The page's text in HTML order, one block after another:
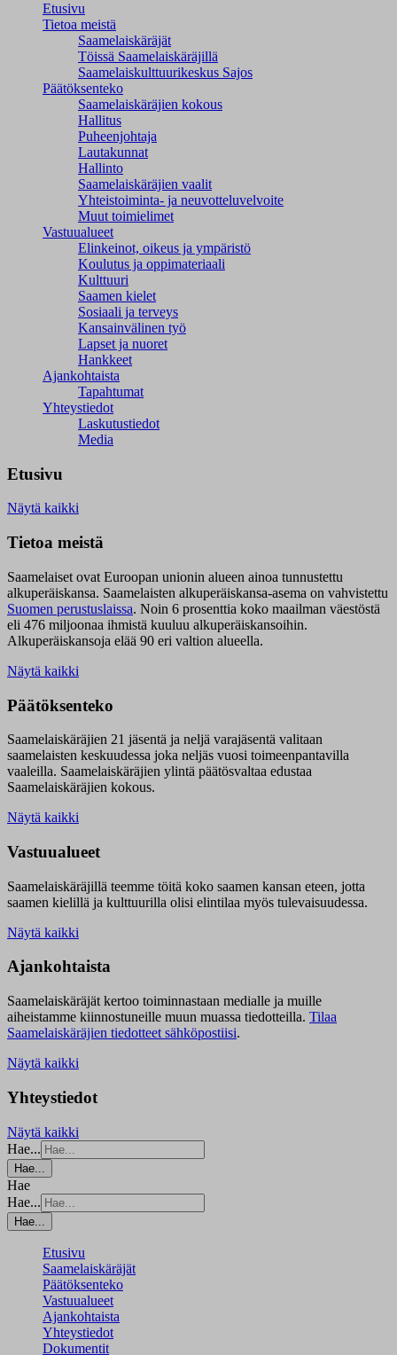
Etusivu
Tietoa meistä
Saamelaiskäräjät
Töissä Saamelaiskäräjillä
Saamelaiskulttuuri­keskus Sajos
Päätöksenteko
Saamelaiskäräjien kokous
Hallitus
Puheenjohtaja
Lautakunnat
Hallinto
Saamelaiskäräjien vaalit
Yhteistoiminta- ja neuvotteluvelvoite
Muut toimielimet
Vastuualueet
Elinkeinot, oikeus ja ympäristö
Koulutus ja oppimateriaali
Kulttuuri
Saamen kielet
Sosiaali ja terveys
Kansainvälinen työ
Lapset ja nuoret
Hankkeet
Ajankohtaista
Tapahtumat
Yhteystiedot
Laskutustiedot
Media
Etusivu
Näytä kaikki
Tietoa meistä
Saamelaiset ovat Euroopan unionin alueen ainoa tunnustettu
alkuperäiskansa. Saamelaisten alkuperäiskansa-asema on vahvistettu
Suomen perustuslaissa. Noin 6 prosenttia koko maailman väestöstä
eli 476 miljoonaa ihmistä kuuluu alkuperäiskansoihin.
Alkuperäiskansoja elää 90 eri valtion alueella.
Näytä kaikki
Päätöksenteko
Saamelaiskäräjien 21 jäsentä ja neljä varajäsentä valitaan
saamelaisten keskuudessa joka neljäs vuosi toimeenpantavilla
vaaleilla. Saamelaiskäräjien ylintä päätösvaltaa edustaa
Saamelaiskäräjien kokous.
Näytä kaikki
Vastuualueet
Saamelaiskäräjillä teemme töitä koko saamen kansan eteen, jotta
saamen kielillä ja kulttuurilla olisi elintilaa myös tulevaisuudessa.
Näytä kaikki
Ajankohtaista
Saamelaiskäräjät kertoo toiminnastaan medialle ja muille
aiheistamme kiinnostuneille muun muassa tiedotteilla. Tilaa
Saamelaiskäräjien tiedotteet sähköpostiisi.
Näytä kaikki
Yhteystiedot
Näytä kaikki
Hae...
Hae...
Hae
Hae...
Hae...
Etusivu
Saamelaiskäräjät
Päätöksenteko
Vastuualueet
Ajankohtaista
Yhteystiedot
Dokumentit